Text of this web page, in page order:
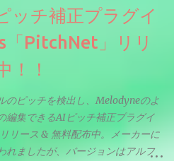
ッチ補正プラグイ
「PitchNet」リリ
！！
のピッチを検出し、Melodyneのよ
編集できるAIピッチ補正プラグイ
リース & 無料配布中。メーカーに
れましたが、バージョンはアルフ